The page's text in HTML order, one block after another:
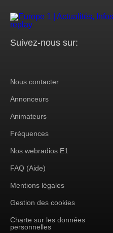
Suivez-nous sur:
Footer
Corporate
Nous contacter
Annonceurs
Animateurs
Fréquences
Nos webradios E1
FAQ (Aide)
Mentions légales
Gestion des cookies
Charte sur les données
personnelles